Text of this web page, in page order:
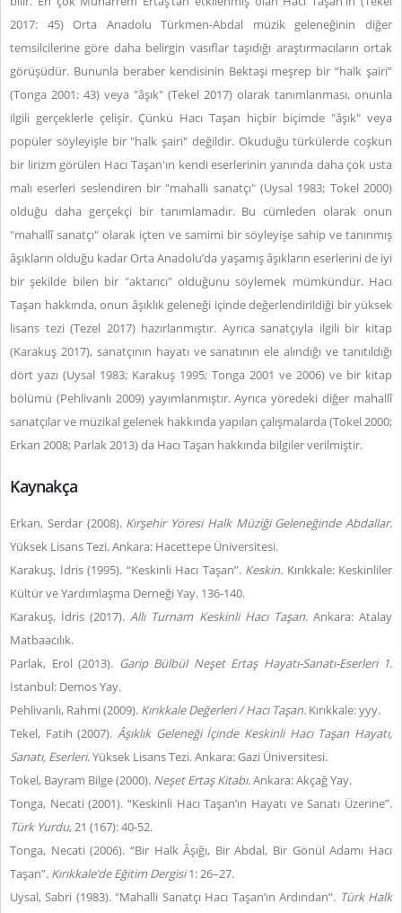
2017: 45) Orta Anadolu Türkmen-Abdal müzik geleneğinin diğer
temsilcilerine göre daha belirgin vasıflar taşıdığı araştırmacıların ortak
görüşüdür. Bununla beraber kendisinin Bektaşi meşrep bir “halk şairi”
(Tonga 2001: 43) veya "âşık" (Tekel 2017) olarak tanımlanması, onunla
ilgili gerçeklerle çelişir. Çünkü Hacı Taşan hiçbir biçimde "âşık" veya
popüler söyleyişle bir "halk şairi" değildir. Okuduğu türkülerde coşkun
bir lirizm görülen Hacı Taşan'ın kendi eserlerinin yanında daha çok usta
malı eserleri seslendiren bir "mahalli sanatçı" (Uysal 1983; Tokel 2000)
olduğu daha gerçekçi bir tanımlamadır. Bu cümleden olarak onun
"mahallî sanatçı" olarak içten ve samimi bir söyleyişe sahip ve tanınmış
âşıkların olduğu kadar Orta Anadolu’da yaşamış âşıkların eserlerini de iyi
bir şekilde bilen bir "aktarıcı" olduğunu söylemek mümkündür. Hacı
Taşan hakkında, onun âşıklık geleneği içinde değerlendirildiği bir yüksek
lisans tezi (Tezel 2017) hazırlanmıştır. Ayrıca sanatçıyla ilgili bir kitap
(Karakuş 2017), sanatçının hayatı ve sanatının ele alındığı ve tanıtıldığı
dört yazı (Uysal 1983; Karakuş 1995; Tonga 2001 ve 2006) ve bir kitap
bölümü (Pehlivanlı 2009) yayımlanmıştır. Ayrıca yöredeki diğer mahallî
sanatçılar ve müzikal gelenek hakkında yapılan çalışmalarda (Tokel 2000;
Erkan 2008; Parlak 2013) da Hacı Taşan hakkında bilgiler verilmiştir.
Kaynakça
Erkan, Serdar (2008). Kırşehir Yöresi Halk Müziği Geleneğinde Abdallar.
Yüksek Lisans Tezi. Ankara: Hacettepe Üniversitesi.
Karakuş, İdris (1995). “Keskinli Hacı Taşan”. Keskin. Kırıkkale: Keskinliler
Kültür ve Yardımlaşma Derneği Yay. 136-140.
Karakuş, İdris (2017).Allı Turnam Keskinli Hacı Taşan.Ankara: Atalay
Matbaacılık.
Parlak, Erol (2013). Garip Bülbül Neşet Ertaş Hayatı-Sanatı-Eserleri 1.
İstanbul: Demos Yay.
Pehlivanlı, Rahmi (2009). Kırıkkale Değerleri / Hacı Taşan. Kırıkkale: yyy.
Tekel, Fatih (2007). Âşıklık Geleneği İçinde Keskinli Hacı Taşan Hayatı,
Sanatı, Eserleri.Yüksek Lisans Tezi. Ankara: Gazi Üniversitesi.
Tokel, Bayram Bilge (2000). Neşet Ertaş Kitabı.Ankara: Akçağ Yay.
Tonga, Necati (2001). “Keskinli Hacı Taşan’ın Hayatı ve Sanatı Üzerine”.
Türk Yurdu, 21 (167): 40-52.
Tonga, Necati (2006). “Bir Halk Âşığı, Bir Abdal, Bir Gönül Adamı Hacı
Taşan”. Kırıkkale’de Eğitim Dergisi1:26–27.
Uysal, Sabri (1983). "Mahalli Sanatçı Hacı Taşan’ın Ardından”. Türk Halk